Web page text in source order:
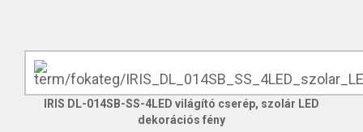
IRIS DL-014SB-SS-4LED világító cserép, szolár LED
dekorációs fény